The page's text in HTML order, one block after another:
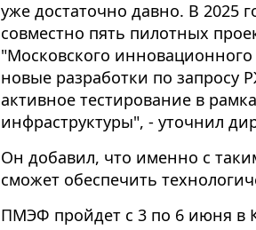
уже достаточно давно. В 2025
совместно пять пилотных
"Московского
новые разработки по запросу
активное тестирование в
инфраструктуры", - уточнил
Он добавил, что именно с
сможет обеспечить
ПМЭФ пройдет с 3 по 6 июня в